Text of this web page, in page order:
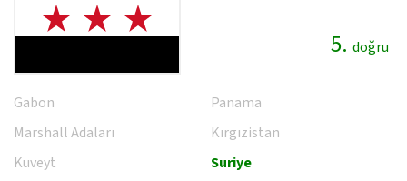
5. doğru
Gabon
Marshall Adaları
Kuveyt
Panama
Kırgızistan
Suriye